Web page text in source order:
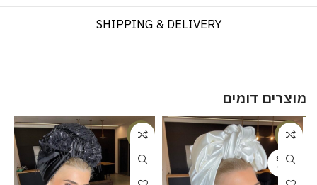
SHIPPING & DELIVERY
מוצרים דומים
-20%
SOLD
OUT
-23%